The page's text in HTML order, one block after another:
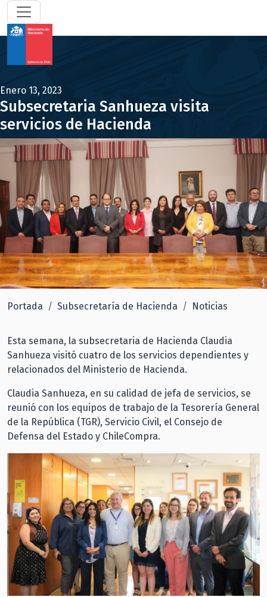
Enero 13, 2023
Subsecretaria Sanhueza visita
servicios de Hacienda
Portada Subsecretaría de Hacienda Noticias
Esta semana, la subsecretaria de Hacienda Claudia
Sanhueza visitó cuatro de los servicios dependientes y
relacionados del Ministerio de Hacienda.
Claudia Sanhueza, en su calidad de jefa de servicios, se
reunió con los equipos de trabajo de la Tesorería General
de la República (TGR), Servicio Civil, el Consejo de
Defensa del Estado y ChileCompra.